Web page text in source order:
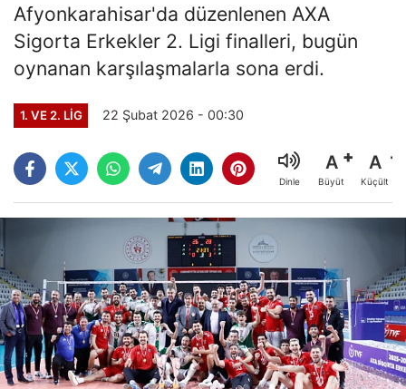
Afyonkarahisar'da düzenlenen AXA
Sigorta Erkekler 2. Ligi finalleri, bugün
oynanan karşılaşmalarla sona erdi.
1. VE 2. LIG 22 Şubat 2026 - 00:30
Dinle
A
Büyüt
A
Küçült